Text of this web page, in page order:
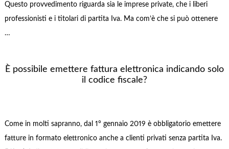
Questo provvedimento riguarda sia le imprese private, che i liberi
professionisti e i titolari di partita Iva. Ma com’è che si può ottenere
…
È possibile emettere fattura elettronica indicando solo
il codice fiscale?
Come in molti sapranno, dal 1° gennaio 2019 è obbligatorio emettere
fatture in formato elettronico anche a clienti privati senza partita Iva.